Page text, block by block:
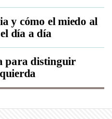
y cómo el miedo al
día a día
para distinguir